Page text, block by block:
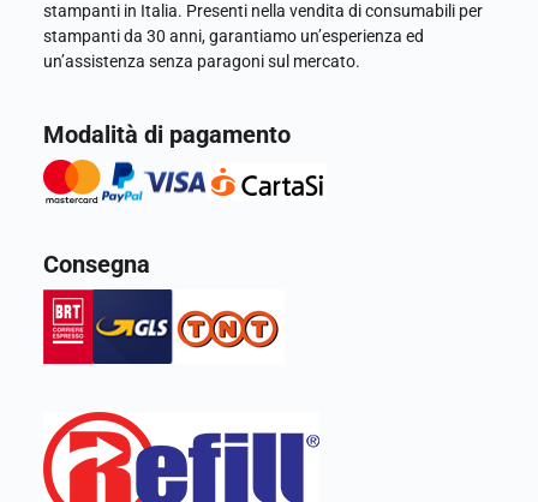
stampanti in Italia. Presenti nella vendita di consumabili per
stampanti da 30 anni, garantiamo un’esperienza ed
un’assistenza senza paragoni sul mercato.
Modalità di pagamento
Consegna